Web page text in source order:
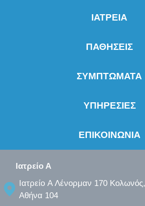
ΙΑΤΡΕΙΑ
ΠΑΘΗΣΕΙΣ
ΣΥΜΠΤΩΜΑΤΑ
ΥΠΗΡΕΣΙΕΣ
ΕΠΙΚΟΙΝΩΝΙΑ
Ιατρείο Α
Ιατρείο A Λένορμαν 170 Κολωνός,
Αθήνα 104